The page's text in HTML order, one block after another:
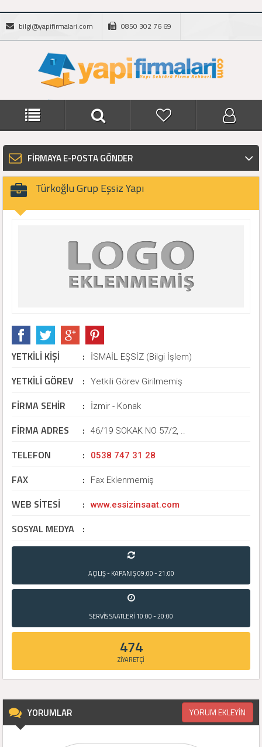
bilgi@yapifirmalari.com 0850 302 76 69
FİRMAYA E-POSTA GÖNDER
Türkoğlu Grup Eşsiz Yapı
YETKİLİ KİŞİ : İSMAİL EŞSİZ (Bilgi İşlem)
YETKİLİ GÖREV : Yetkili Görev Girilmemiş
FİRMA SEHİR : İzmir - Konak
FİRMA ADRES : 46/19 SOKAK NO 57/2, ..
TELEFON : 0538 747 31 28
FAX : Fax Eklenmemiş
WEB SİTESİ : www.essizinsaat.com
SOSYAL MEDYA :
AÇILIŞ - KAPANIŞ09:00 - 21:00
SERVİS SAATLERİ 10:00 - 20:00
474
ZİYARETÇİ
YORUMLAR YORUM EKLEYİN